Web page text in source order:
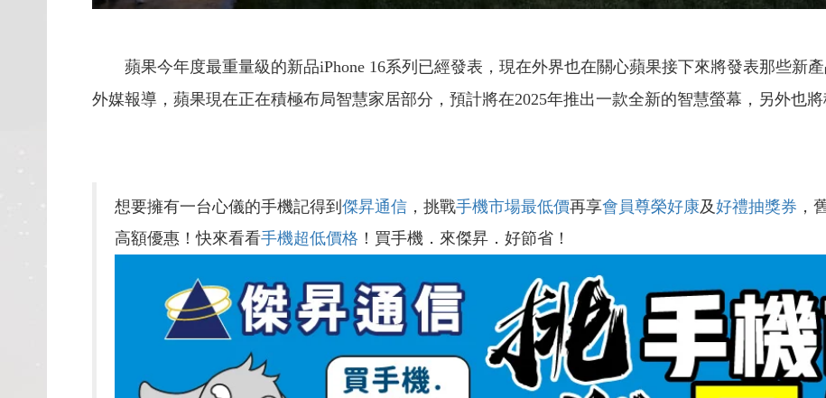
蘋果今年度最重量級的新品iPhone 16系列已經發表，現在外界也在關心蘋果接下來將發表那些新
外媒報導，蘋果現在正在積極布局智慧家居部分，預計將在2025年推出一款全新的智慧螢幕，另外也將
想要擁有一台心儀的手機記得到傑昇通信 ，挑戰手機市場最低價再享會員尊榮好康及好禮抽獎券 ，
高額優惠！快來看看手機超低價格 ！買手機．來傑昇．好節省！